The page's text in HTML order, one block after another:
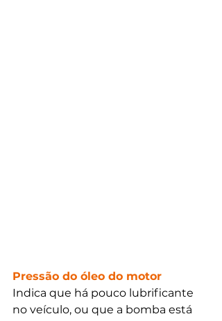
Pressão do óleo do motor
Indica que há pouco lubrificante
no veículo, ou que a bomba está